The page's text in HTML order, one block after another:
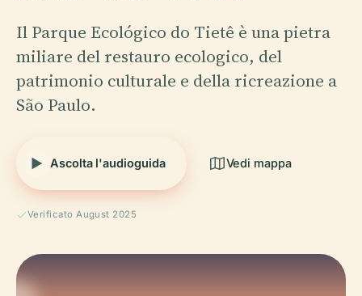
Il Parque Ecológico do Tietê è una pietra
miliare del restauro ecologico, del
patrimonio culturale e della ricreazione a
São Paulo.
Ascolta l'audioguida Vedi mappa
Verificato August 2025